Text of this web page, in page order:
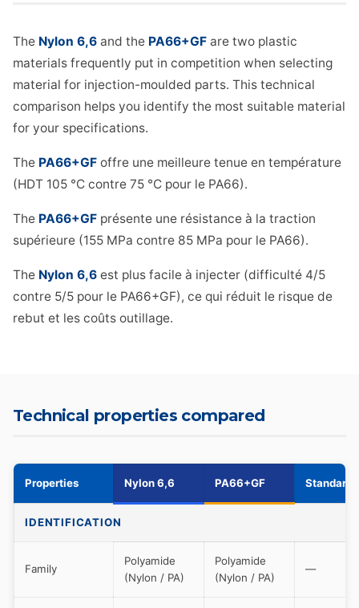
The Nylon 6,6 and the PA66+GF are two plastic
materials frequently put in competition when selecting
material for injection-moulded parts. This technical
comparison helps you identify the most suitable material
for your specifications.
The PA66+GF offre une meilleure tenue en température
(HDT 105 °C contre 75 °C pour le PA66).
The PA66+GF présente une résistance à la traction
supérieure (155 MPa contre 85 MPa pour le PA66).
The Nylon 6,6 est plus facile à injecter (difficulté 4/5
contre 5/5 pour le PA66+GF), ce qui réduit le risque de
rebut et les coûts outillage.
Technical properties compared
Properties Nylon 6,6 PA66+GF Standard
IDENTIFICATION
Family
Polyamide
(Nylon / PA)
Polyamide
(Nylon / PA)
—